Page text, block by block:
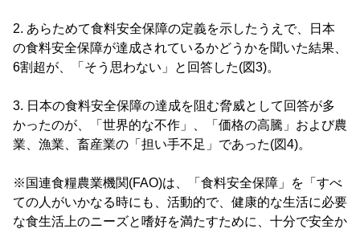
2. あらためて食料安全保障の定義を示したうえで、日本
の食料安全保障が達成されているかどうかを聞いた結果、
6割超が、「そう思わない」と回答した(図3)。
3. 日本の食料安全保障の達成を阻む脅威として回答が多
かったのが、「世界的な不作」、「価格の高騰」および農
業、漁業、畜産業の「担い手不足」であった(図4)。
※国連食糧農業機関(FAO)は、「食料安全保障」を「すべ
ての人がいかなる時にも、活動的で、健康的な生活に必要
な食生活上のニーズと嗜好を満たすために、十分で安全か